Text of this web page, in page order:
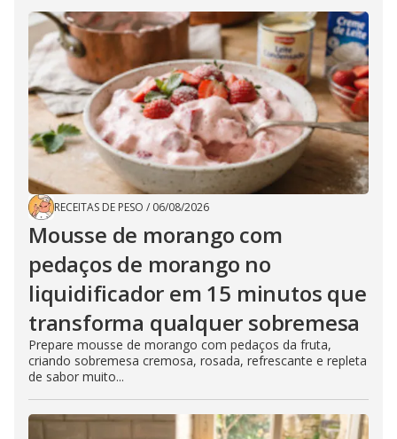
RECEITAS DE PESO / 06/08/2026
Mousse de morango com
pedaços de morango no
liquidificador em 15 minutos que
transforma qualquer sobremesa
Prepare mousse de morango com pedaços da fruta,
criando sobremesa cremosa, rosada, refrescante e repleta
de sabor muito...